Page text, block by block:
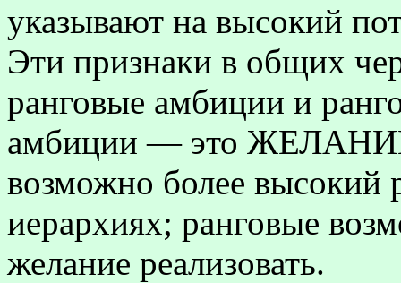
указывают на высокий
Эти признаки в общих
ранговые амбиции и
амбиции — это ЖЕЛАНИЕ
возможно более высокий
иерархиях; ранговые
желание реализовать.